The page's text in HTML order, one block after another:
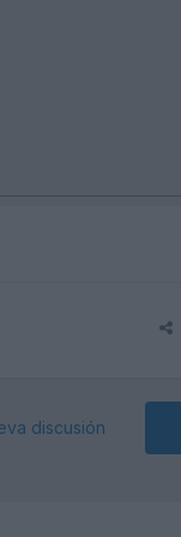
discusión